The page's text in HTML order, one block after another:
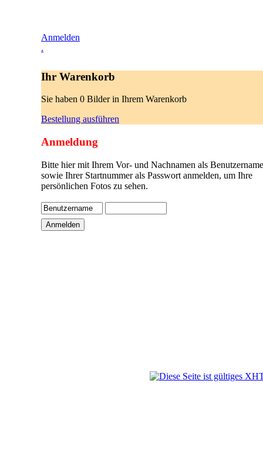
Anmelden
.
Ihr Warenkorb
Sie haben 0 Bilder in Ihrem Warenkorb
Bestellung ausführen
Anmeldung
Bitte hier mit Ihrem Vor- und Nachnamen als
sowie Ihrer Startnummer als Passwort anmelden, um Ihre
persönlichen Fotos zu sehen.